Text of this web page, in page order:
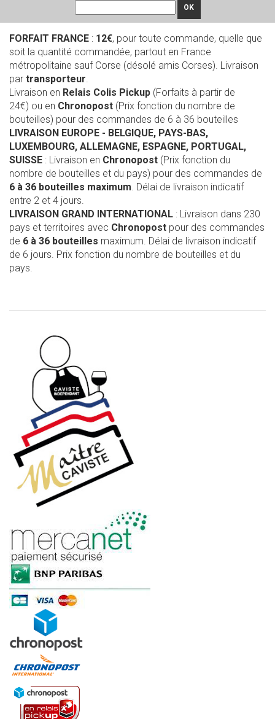
OK
FORFAIT FRANCE : 12€, pour toute commande, quelle que
soit la quantité commandée, partout en France
métropolitaine sauf Corse (désolé amis Corses). Livraison
par transporteur.
Livraison en Relais Colis Pickup (Forfaits à partir de
24€) ou en Chronopost (Prix fonction du nombre de
bouteilles) pour des commandes de 6 à 36 bouteilles
LIVRAISON EUROPE - BELGIQUE, PAYS-BAS,
LUXEMBOURG, ALLEMAGNE, ESPAGNE, PORTUGAL,
SUISSE : Livraison en Chronopost (Prix fonction du
nombre de bouteilles et du pays) pour des commandes de
6 à 36 bouteilles maximum. Délai de livraison indicatif
entre 2 et 4 jours.
LIVRAISON GRAND INTERNATIONAL : Livraison dans 230
pays et territoires avec Chronopost pour des commandes
de 6 à 36 bouteilles maximum. Délai de livraison indicatif
de 6 jours. Prix fonction du nombre de bouteilles et du
pays.